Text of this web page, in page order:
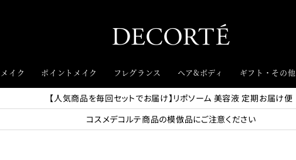
イク ポイントメイク フレグランス ヘア&ボディ ギフト・その他
【人気商品を毎回セットでお届け】リポソーム 美容液 定期お届け便
コスメデコルテ商品の模倣品にご注意ください